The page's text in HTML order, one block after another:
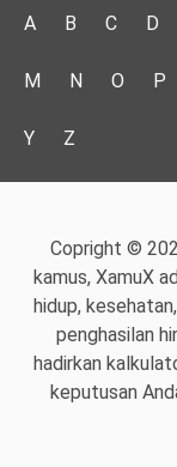
A B C D
M N O P
Y Z
Copright ©
kamus, XamuX
hidup,
penghasilan
hadirkan
keputusan